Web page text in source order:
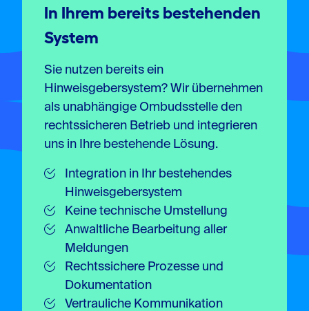
In Ihrem bereits bestehenden
System
Sie nutzen bereits ein
Hinweisgebersystem? Wir übernehmen
als unabhängige Ombudsstelle den
rechtssicheren Betrieb und integrieren
uns in Ihre bestehende Lösung.
Integration in Ihr bestehendes
Hinweisgebersystem
Keine technische Umstellung
Anwaltliche Bearbeitung aller
Meldungen
Rechtssichere Prozesse und
Dokumentation
Vertrauliche Kommunikation